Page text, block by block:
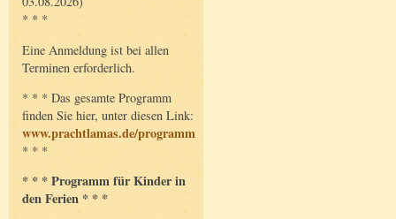
* * *
Eine Anmeldung ist bei allen
Terminen erforderlich.
* * * Das gesamte Programm
finden Sie hier, unter diesen Link:
www.prachtlamas.de/programm
* * *
* * * Programm für Kinder in
den Ferien * * *